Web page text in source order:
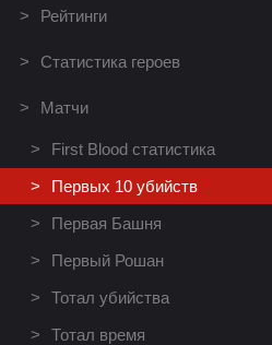
Рейтинги
Статистика героев
Матчи
First Blood статистика
Первых 10 убийств
Первая Башня
Первый Рошан
Тотал убийства
Тотал время